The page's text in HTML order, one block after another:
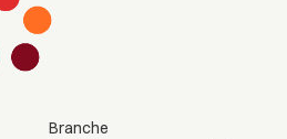
Branche